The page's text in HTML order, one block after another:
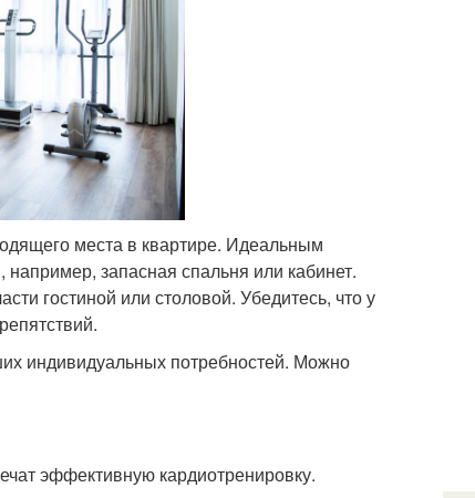
места в квартире. Идеальным
например, запасная спальня или кабинет.
гостиной или столовой. Убедитесь, что у
индивидуальных потребностей. Можно
эффективную кардиотренировку.